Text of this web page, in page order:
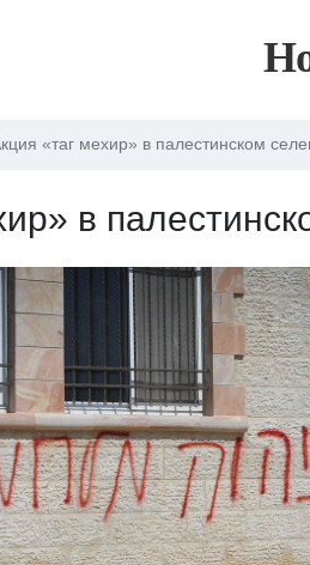
«таг мехир» в палестинском
в